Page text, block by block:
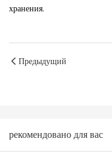
хранения.
Предыдущий
рекомендовано для вас